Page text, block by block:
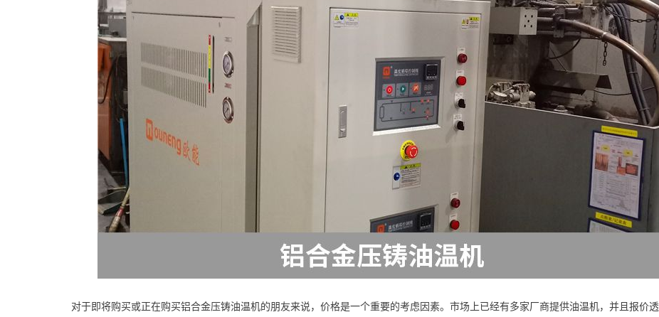
对于即将购买或正在购买铝合金压铸油温机的朋友来说，价格是一个重要的考虑因素。市场上已经有多家厂商提供油温机，并且报价